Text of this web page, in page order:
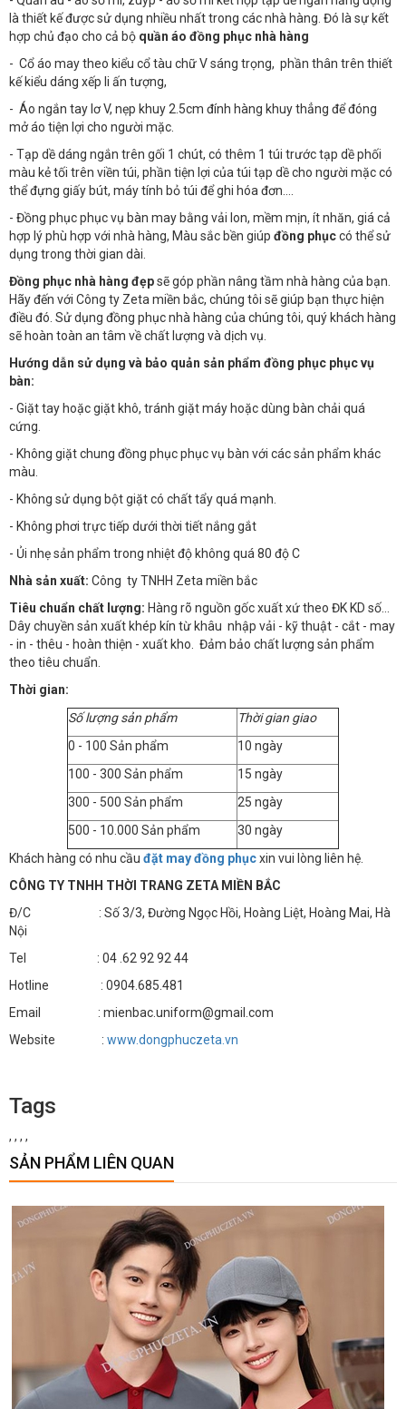
là thiết kế được sử dụng nhiều nhất trong các nhà hàng. Đó là sự kết
hợp chủ đạo cho cả bộ quần áo đồng phục nhà hàng
- Cổ áo may theo kiểu cổ tàu chữ V sáng trọng, phần thân trên thiết
kế kiểu dáng xếp li ấn tượng,
- Áo ngắn tay lơ V, nẹp khuy 2.5cm đính hàng khuy thẳng để đóng
mở áo tiện lợi cho người mặc.
- Tạp dề dáng ngắn trên gối 1 chút, có thêm 1 túi trước tạp dề phối
màu kẻ tối trên viền túi, phần tiện lợi của túi tạp dề cho người mặc có
thể đựng giấy bút, máy tính bỏ túi để ghi hóa đơn….
- Đồng phục phục vụ bàn may bằng vải lon, mềm mịn, ít nhăn, giá cả
hợp lý phù hợp với nhà hàng, Màu sắc bền giúp đồng phụccó thể sử
dụng trong thời gian dài.
Đồng phục nhà hàng đẹpsẽ góp phần nâng tầm nhà hàng của bạn.
Hãy đến với Công ty Zeta miền bắc, chúng tôi sẽ giúp bạn thực hiện
điều đó. Sử dụng đồng phục nhà hàng của chúng tôi, quý khách hàng
sẽ hoàn toàn an tâm về chất lượng và dịch vụ.
Hướng dẫn sử dụng và bảo quản sản phẩm đồng phục phục vụ
bàn:
- Giặt tay hoặc giặt khô, tránh giặt máy hoặc dùng bàn chải quá
cứng.
- Không giặt chung đồng phục phục vụ bàn với các sản phẩm khác
màu.
- Không sử dụng bột giặt có chất tẩy quá mạnh.
- Không phơi trực tiếp dưới thời tiết nắng gắt
- Ủi nhẹ sản phẩm trong nhiệt độ không quá 80 độ C
Nhà sản xuất: Công ty TNHH Zeta miền bắc
Tiêu chuẩn chất lượng: Hàng rõ nguồn gốc xuất xứ theo ĐK KD số…
Dây chuyền sản xuất khép kín từ khâu nhập vải - kỹ thuật - cắt - may
- in - thêu - hoàn thiện - xuất kho. Đảm bảo chất lượng sản phẩm
theo tiêu chuẩn.
Thời gian:
Số lượng sản phẩm
Thời gian giao
0 - 100 Sản phẩm
10 ngày
100 - 300 Sản phẩm
15 ngày
300 - 500 Sản phẩm
25 ngày
500 - 10.000 Sản phẩm
30 ngày
Khách hàng có nhu cầu đặt may đồng phụcxin vui lòng liên hệ.
CÔNG TY TNHH THỜI TRANG ZETA MIỀN BẮC
Đ/C : Số 3/3, Đường Ngọc Hồi, Hoàng Liệt, Hoàng Mai, Hà
Nội
Tel : 04 .62 92 92 44
Hotline : 0904.685.481
Email : mienbac.uniform@gmail.com
Website : www.dongphuczeta.vn
Tags
, , , ,
SẢN PHẨM LIÊN QUAN